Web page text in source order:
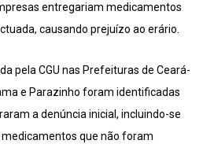
entregariam medicamentos
causando prejuízo ao erário.
pela CGU nas Prefeituras de Ceará-
e Parazinho foram identificadas
a denúncia inicial, incluindo-se
que não foram